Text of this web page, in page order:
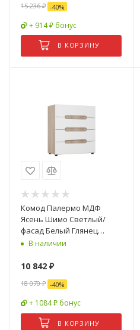
15 236₽ -40%
+ 914 ₽ бонус
В КОРЗИНУ
Комод Палермо МДФ
Ясень Шимо Светлый/
фасад Белый Глянец
(Ш-900 х Г-430 x В-1110 мм)
В наличии
10 842 ₽
18 070₽ -40%
+ 1084 ₽ бонус
В КОРЗИНУ